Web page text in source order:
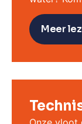
Meer